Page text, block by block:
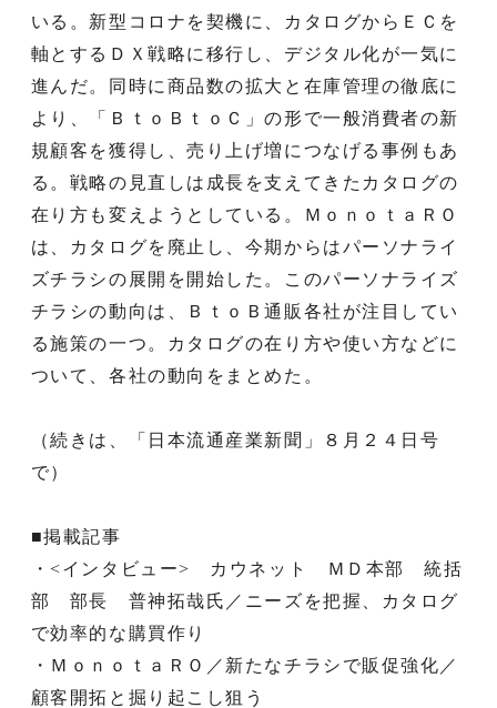
いる。新型コロナを契機に、カタログからＥＣを
軸とするＤＸ戦略に移行し、デジタル化が一気に
進んだ。同時に商品数の拡大と在庫管理の徹底に
より、「ＢｔｏＢｔｏＣ」の形で一般消費者の新
規顧客を獲得し、売り上げ増につなげる事例もあ
る。戦略の見直しは成長を支えてきたカタログの
在り方も変えようとしている。ＭｏｎｏｔａＲＯ
は、カタログを廃止し、今期からはパーソナライ
ズチラシの展開を開始した。このパーソナライズ
チラシの動向は、ＢｔｏＢ通販各社が注目してい
る施策の一つ。カタログの在り方や使い方などに
ついて、各社の動向をまとめた。
（続きは、「日本流通産業新聞」８月２４日号
で）
■掲載記事
・<インタビュー> カウネット ＭＤ本部 統括
部 部長 普神拓哉氏／ニーズを把握、カタログ
で効率的な購買作り
・ＭｏｎｏｔａＲＯ／新たなチラシで販促強化／
顧客開拓と掘り起こし狙う